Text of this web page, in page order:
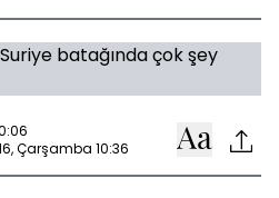
Çarşamba 10:36